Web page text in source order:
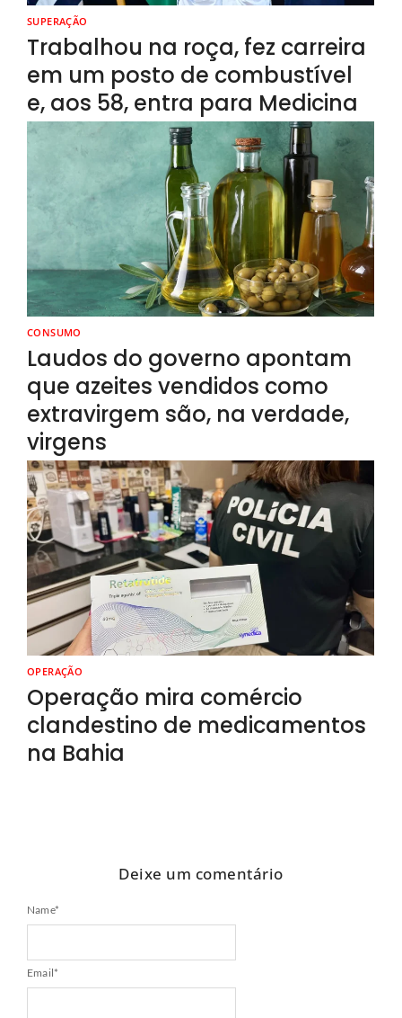
SUPERAÇÃO
Trabalhou na roça, fez carreira
em um posto de combustível
e, aos 58, entra para Medicina
CONSUMO
Laudos do governo apontam
que azeites vendidos como
extravirgem são, na verdade,
virgens
OPERAÇÃO
Operação mira comércio
clandestino de medicamentos
na Bahia
Deixe um comentário
Name*
Email*